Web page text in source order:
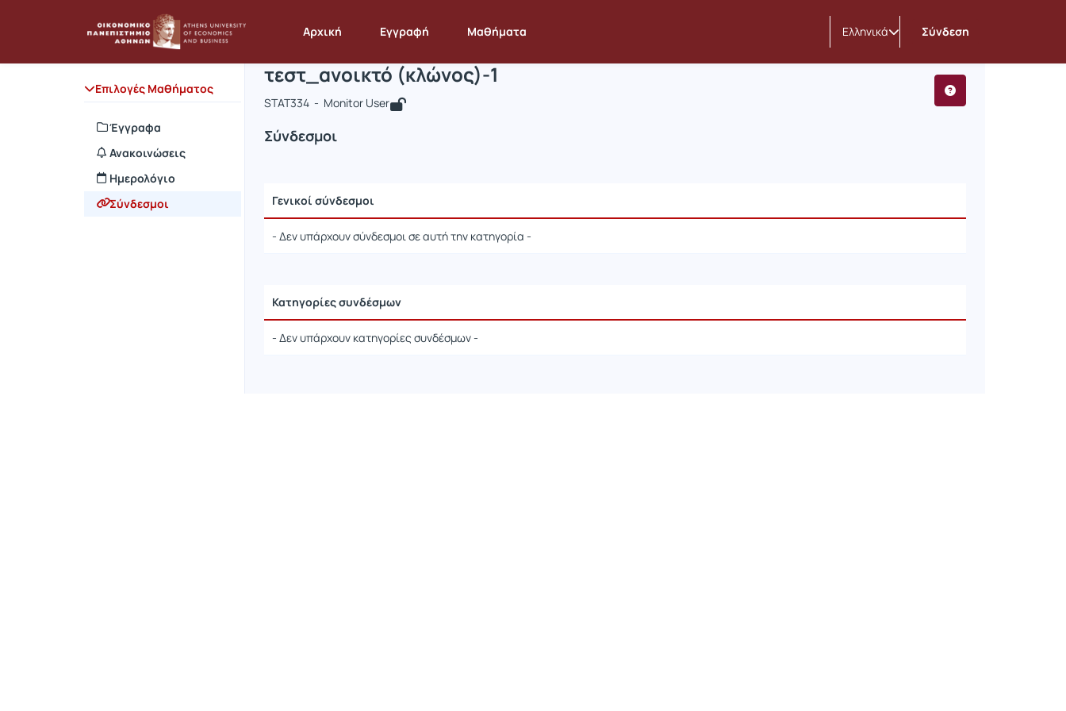
Αρχική Εγγραφή Μαθήματα Ελληνικά Σύνδεση
Επιλογές Μαθήματος
Έγγραφα
Ανακοινώσεις
Ημερολόγιο
Σύνδεσμοι
Αρχική Σελίδα τεστ_ανοικτό (κλώνος)-1 Σύνδεσμοι
Μάθημα : τεστ_ανοικτό (κλώνος)-1
Κωδικός : STAT334
τεστ_ανοικτό (κλώνος)-1
STAT334 - Monitor User
Σύνδεσμοι
Γενικοί σύνδεσμοι
- Δεν υπάρχουν σύνδεσμοι σε αυτή την κατηγορία -
Κατηγορίες συνδέσμων
- Δεν υπάρχουν κατηγορίες συνδέσμων -